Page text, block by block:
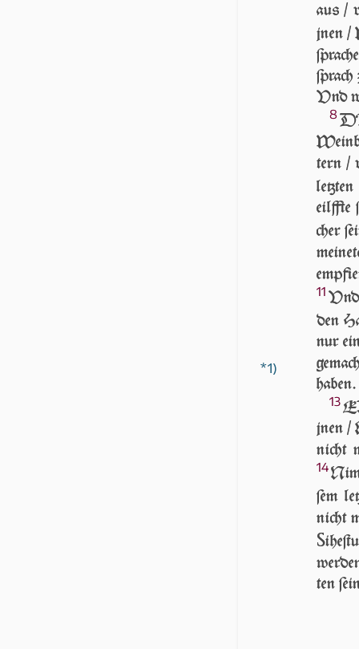
aus /
jnen /
Vnd
*1)
8
tern /
eilff­te
cher
11 Vnd
den
nur
ha­ben.
13
jnen /
nicht
14
ſem
nicht
S
ten